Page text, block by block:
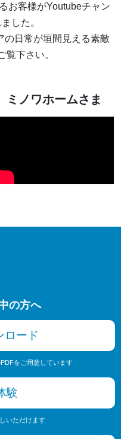
お客様がYoutubeチャン
した。
の日常が垣間見える素敵
覧下さい。
ミノワホームさま
の方へ
ロード
をご用意しています
験
いただけます